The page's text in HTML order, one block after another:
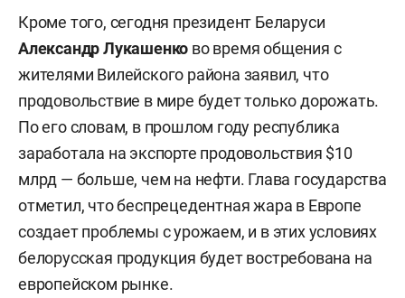
Кроме того, сегодня президент Беларуси
Александр Лукашенко во время общения с
жителями Вилейского района заявил, что
продовольствие в мире будет только дорожать.
По его словам, в прошлом году республика
заработала на экспорте продовольствия $10
млрд — больше, чем на нефти. Глава государства
отметил, что беспрецедентная жара в Европе
создает проблемы с урожаем, и в этих условиях
белорусская продукция будет востребована на
европейском рынке.